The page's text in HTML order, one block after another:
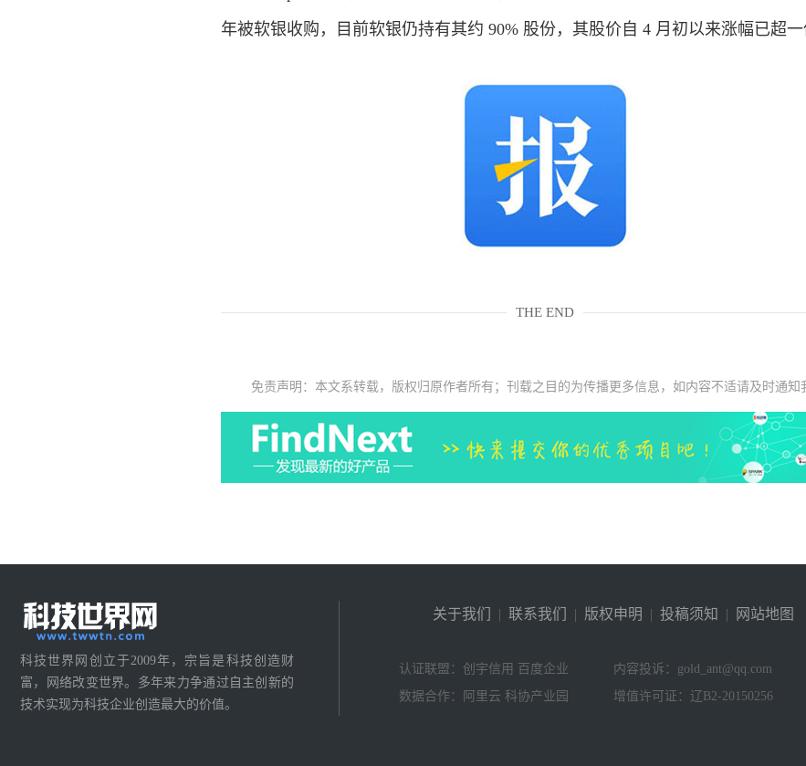
年被软银收购，目前软银仍持有其约 90% 股份，其股价自 4 月初以来涨幅已超一
THE END
免责声明：本文系转载，版权归原作者所有；刊载之目的为传播更多信息，如内容不适请及时通知
科技世界网创立于2009年，宗旨是科技创造财
富，网络改变世界。多年来力争通过自主创新的
技术实现为科技企业创造最大的价值。
关于我们 | 联系我们 | 版权申明 | 投稿须知 | 网站地图
认证联盟：创宇信用 百度企业
内容投诉：gold_ant@qq.com
数据合作：阿里云 科协产业园
增值许可证：辽B2-20150256